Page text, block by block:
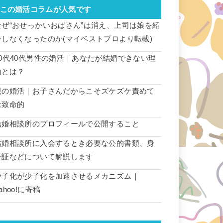
この婚活コラムが人気です
ぜ“おせっかいおばさん”は消え、上司は娘を紹
しなくなったのか(マイベストプロより転載)
代40代男性の婚活｜あなたが結婚できない理
は？
の婚活｜お子さんだからこそズケズケ責めて
致命的
婚相談所のプロフィールで公開すること
婚相談所に入会するとき必要な公的書類、身
証などについて解説します
子化が少子化を加速させるメカニズム｜
に寄稿